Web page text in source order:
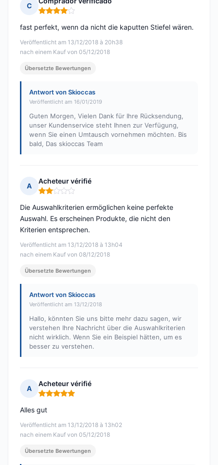
C
Hinweis: 4 von 5
Veröffentlicht am 13/12/2018 à 20h38
nach einem Kauf von 05/12/2018
fast perfekt, wenn da nicht die kaputten Stiefel wären.
Übersetzte Bewertungen
Antwort von Skioccas
Veröffentlicht am 16/01/2019
Guten Morgen, Vielen Dank für Ihre Rücksendung,
unser Kundenservice steht Ihnen zur Verfügung,
wenn Sie einen Umtausch vornehmen möchten. Bis
bald, Das skioccas Team
A
Acheteur vérifié
Hinweis: 2 von 5
Veröffentlicht am 13/12/2018 à 13h04
nach einem Kauf von 08/12/2018
Die Auswahlkriterien ermöglichen keine perfekte
Auswahl. Es erscheinen Produkte, die nicht den
Kriterien entsprechen.
Übersetzte Bewertungen
Antwort von Skioccas
Veröffentlicht am 13/12/2018
Hallo, könnten Sie uns bitte mehr dazu sagen, wir
verstehen Ihre Nachricht über die Auswahlkriterien
nicht wirklich. Wenn Sie ein Beispiel hätten, um es
besser zu verstehen.
A
Acheteur vérifié
Hinweis: 5 von 5
Veröffentlicht am 13/12/2018 à 13h02
nach einem Kauf von 05/12/2018
Alles gut
Übersetzte Bewertungen